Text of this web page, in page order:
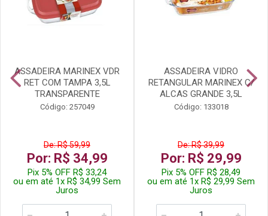
ASSADEIRA MARINEX VDR
RET COM TAMPA 3,5L
TRANSPARENTE
Código: 257049
De: R$ 59,99
Por: R$ 34,99
Pix 5% OFF R$ 33,24
ou em até 1x R$ 34,99 Sem
Juros
ASSADEIRA VIDRO
RETANGULAR MARINEX C/
ALCAS GRANDE 3,5L
Código: 133018
De: R$ 39,99
Por: R$ 29,99
Pix 5% OFF R$ 28,49
ou em até 1x R$ 29,99 Sem
Juros